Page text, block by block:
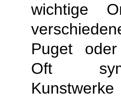
wichtige
Puget
Oft